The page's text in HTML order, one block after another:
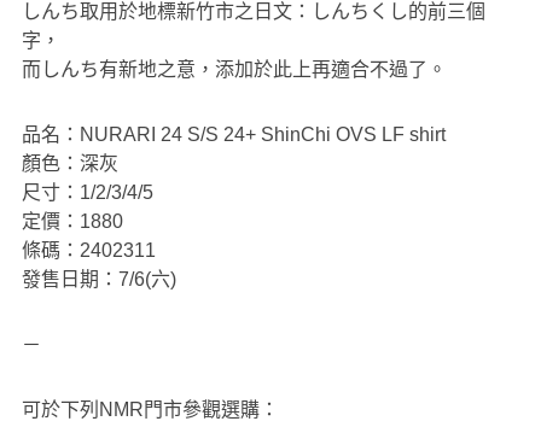
しんち取用於地標新竹市之日文：しんちくし的前三個
字，
而しんち有新地之意，添加於此上再適合不過了。
品名：NURARI 24 S/S 24+ ShinChi OVS LF shirt
顏色：深灰
尺寸：1/2/3/4/5
定價：1880
條碼：2402311
發售日期：7/6(六)
－
可於下列NMR門市參觀選購：